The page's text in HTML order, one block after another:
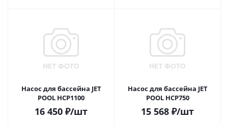
Насос для бассейна JET
POOL HCP1100
16 450 ₽/шт
Насос для бассейна JET
POOL HCP750
15 568 ₽/шт